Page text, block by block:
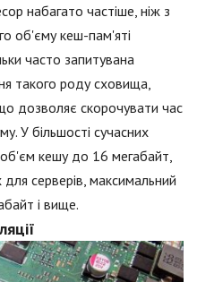
набагато частіше, ніж з
об'єму кеш-пам'яті
часто запитувана
такого роду сховища,
дозволяє скорочувати час
У більшості сучасних
кешу до 16 мегабайт,
серверів, максимальний
і вище.